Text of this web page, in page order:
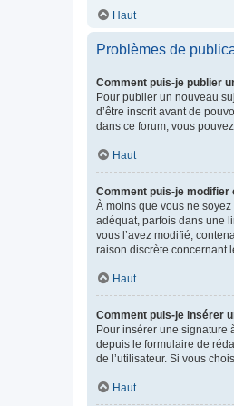
Haut
Problèmes de
Comment puis-je publier
Pour publier un nouveau
d’être inscrit avant de
dans ce forum, vous
Haut
Comment puis-je modifier
À moins que vous ne
adéquat, parfois dans une
vous l’avez modifié,
raison discrète concernant
Haut
Comment puis-je insérer
Pour insérer une signature
depuis le formulaire de
de l’utilisateur. Si vous
Haut